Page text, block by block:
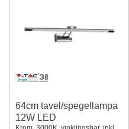
64cm tavel/spegellampa
12W LED